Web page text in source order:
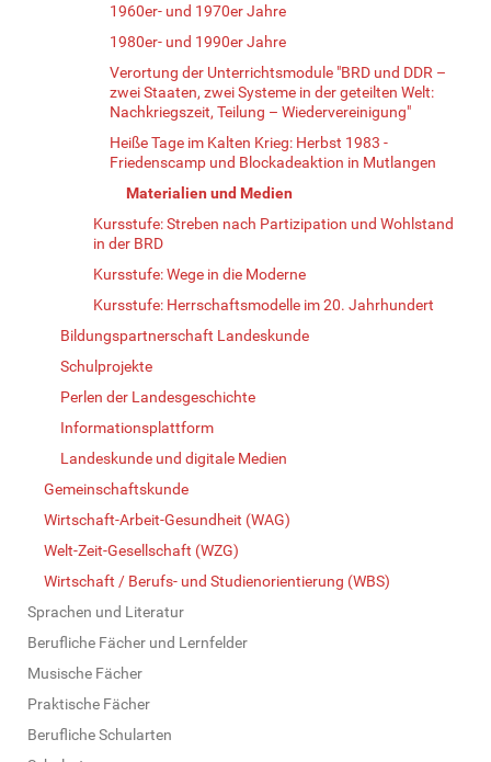
1960er- und 1970er Jahre
1980er- und 1990er Jahre
Verortung der Unterrichtsmodule "BRD und DDR –
zwei Staaten, zwei Systeme in der geteilten Welt:
Nachkriegszeit, Teilung – Wiedervereinigung"
Heiße Tage im Kalten Krieg: Herbst 1983 -
Friedenscamp und Blockadeaktion in Mutlangen
Materialien und Medien
Kursstufe: Streben nach Partizipation und Wohlstand
in der BRD
Kursstufe: Wege in die Moderne
Kursstufe: Herrschaftsmodelle im 20. Jahrhundert
Bildungspartnerschaft Landeskunde
Schulprojekte
Perlen der Landesgeschichte
Informationsplattform
Landeskunde und digitale Medien
Gemeinschaftskunde
Wirtschaft-Arbeit-Gesundheit (WAG)
Welt-Zeit-Gesellschaft (WZG)
Wirtschaft / Berufs- und Studienorientierung (WBS)
Sprachen und Literatur
Berufliche Fächer und Lernfelder
Musische Fächer
Praktische Fächer
Berufliche Schularten